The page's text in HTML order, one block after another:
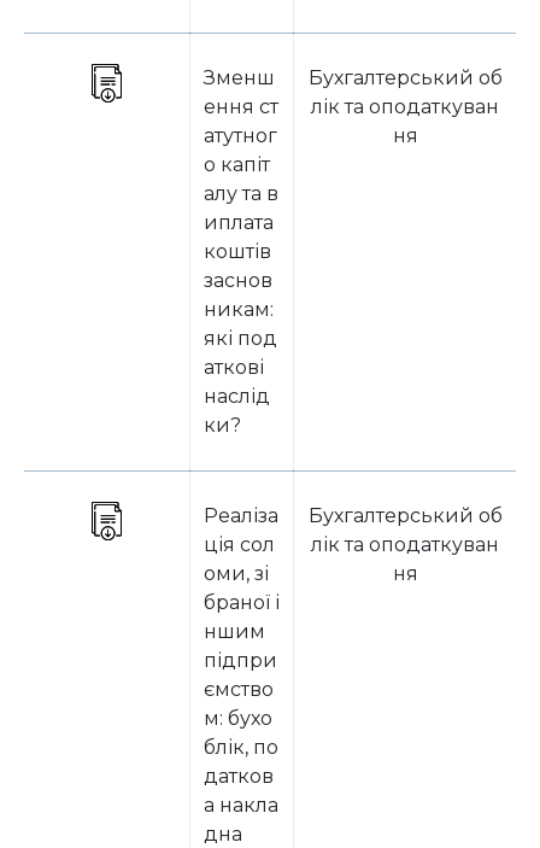
Зменш
ення ст
атутног
о капіт
алу та в
иплата
коштів
заснов
никам:
які под
аткові
наслід
ки?
Бухгалтерський об
лік та оподаткуван
ня
Реаліза
ція сол
оми, зі
браної і
ншим
підпри
ємство
м: бухо
блік, по
датков
а накла
дна
Бухгалтерський об
лік та оподаткуван
ня